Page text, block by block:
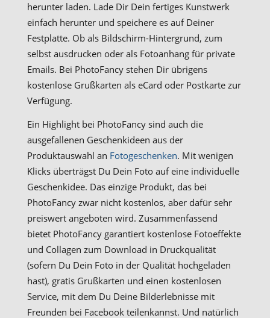
herunter laden. Lade Dir Dein fertiges Kunstwerk
einfach herunter und speichere es auf Deiner
Festplatte. Ob als Bildschirm-Hintergrund, zum
selbst ausdrucken oder als Fotoanhang für private
Emails. Bei PhotoFancy stehen Dir übrigens
kostenlose Grußkarten als eCard oder Postkarte zur
Verfügung.
Ein Highlight bei PhotoFancy sind auch die
ausgefallenen Geschenkideen aus der
Produktauswahl an Fotogeschenken. Mit wenigen
Klicks überträgst Du Dein Foto auf eine individuelle
Geschenkidee. Das einzige Produkt, das bei
PhotoFancy zwar nicht kostenlos, aber dafür sehr
preiswert angeboten wird. Zusammenfassend
bietet PhotoFancy garantiert kostenlose Fotoeffekte
und Collagen zum Download in Druckqualität
(sofern Du Dein Foto in der Qualität hochgeladen
hast), gratis Grußkarten und einen kostenlosen
Service, mit dem Du Deine Bilderlebnisse mit
Freunden bei Facebook teilenkannst. Und natürlich